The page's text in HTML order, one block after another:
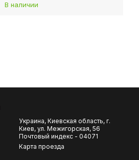
В наличии
Украина, Киевская область, г.
Киев, ул. Межигорская, 56
Почтовый индекс - 04071
Карта проезда